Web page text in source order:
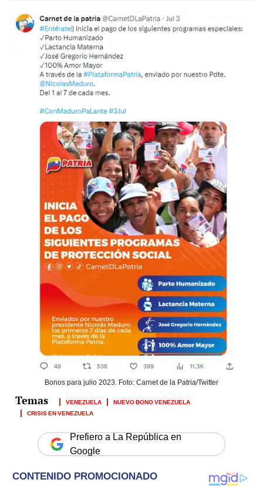
Bonos para julio 2023. Foto: Carnet de la Patria/Twitter
VENEZUELA
NUEVO BONO VENEZUELA
CRISIS EN VENEZUELA
Prefiero a La República en
Google